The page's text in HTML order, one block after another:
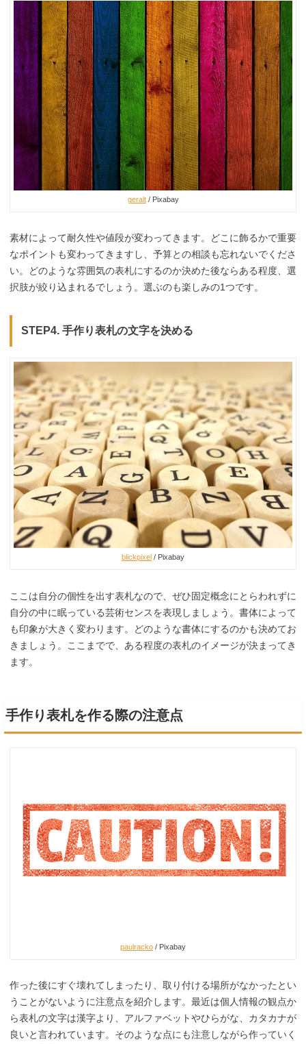
geralt/ Pixabay
素材によって耐久性や値段が変わってきます。どこに飾るかで重要
なポイントも変わってきますし、予算との相談も忘れないでくださ
い。どのような雰囲気の表札にするのか決めた後ならある程度、選
択肢が絞り込まれるでしょう。選ぶのも楽しみの1つです。
STEP4. 手作り表札の文字を決める
blickpixel / Pixabay
ここは自分の個性を出す表札なので、ぜひ固定概念にとらわれずに
自分の中に眠っている芸術センスを表現しましょう。書体によって
も印象が大きく変わります。どのような書体にするのかも決めてお
きましょう。ここまでで、ある程度の表札のイメージが決まってき
ます。
手作り表札を作る際の注意点
paulracko / Pixabay
作った後にすぐ壊れてしまったり、取り付ける場所がなかったとい
うことがないように注意点を紹介します。最近は個人情報の観点か
ら表札の文字は漢字より、アルファベットやひらがな、カタカナが
良いと言われています。そのような点にも注意しながら作っていく